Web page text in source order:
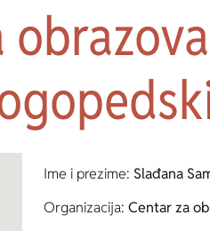
Ime i prezime: Slađana
Organizacija: Centar za